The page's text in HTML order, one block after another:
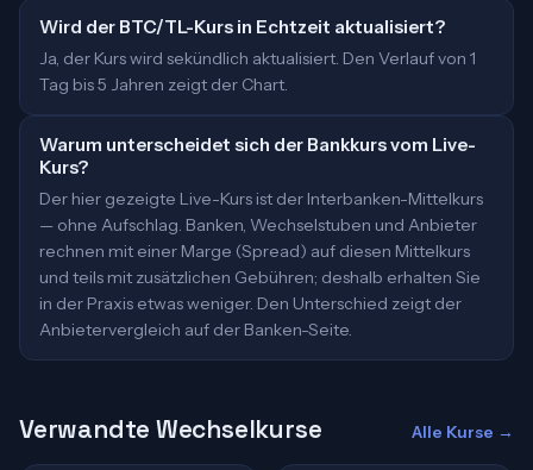
Wird der BTC/TL-Kurs in Echtzeit aktualisiert?
Ja, der Kurs wird sekündlich aktualisiert. Den Verlauf von 1
Tag bis 5 Jahren zeigt der Chart.
Warum unterscheidet sich der Bankkurs vom Live-
Kurs?
Der hier gezeigte Live-Kurs ist der Interbanken-Mittelkurs
— ohne Aufschlag. Banken, Wechselstuben und Anbieter
rechnen mit einer Marge (Spread) auf diesen Mittelkurs
und teils mit zusätzlichen Gebühren; deshalb erhalten Sie
in der Praxis etwas weniger. Den Unterschied zeigt der
Anbietervergleich auf der Banken-Seite.
Verwandte Wechselkurse Alle Kurse →